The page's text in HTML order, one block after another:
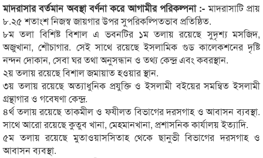
মাদরাসার বর্তমান অবস্থা বর্ণনা করে আগামীর পরিকল্পনা :-মাদরাসাটি প্রায়
৮.২৫ শতাংশ নিজস্ব জায়গার উপর সুপরিকল্পিতভাব প্রতিষ্ঠিত.
৮ম তলা বিশিষ্ট বিশাল এ ভবনটির ১ম তলায় রয়েছে সুদৃশ্য মসজিদ,
অজুখানা, শৌচাগার. সেই সাথে রয়েছে ইসলামিক গুড কালেকশনের দৃষ্টি
নন্দন দোকান, সেবা ঘর তথা অনুসন্ধান ও তথ্য কেন্দ্র এবং কবরস্থান.
২য় তলায় রয়েছে বিশাল জমায়াত হওয়ার স্থান.
৩য় তলায় রয়েছে অত্যাধুনিক প্রযুক্তি ও ইসলামী বইয়ের সমন্বিত ইসলামী
গ্রন্থাগার ও গবেষণা কেন্দ্র.
৪র্থ তলায় রয়েছে তাকমীল ও ফযীলত বিভাগের দরসগাহ ও আবাসন ব্যবস্থা.
সাথে আরো রয়েছে কুতুব খানা, মেহমানখানা, প্রশাসনিক কার্যালয় ইত্যাদি.
৫ম তলায় রয়েছে মুতাওয়াসসিতাহ থেকে ছানুভী বিভাগের দরসগাহ ও
আবাসন ব্যবস্থা.